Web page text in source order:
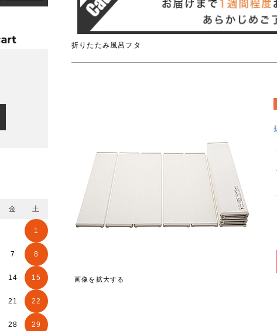
金 土
1
7 8
14 15
21 22
28 29
折りたたみ風呂フタ
画像を拡大する